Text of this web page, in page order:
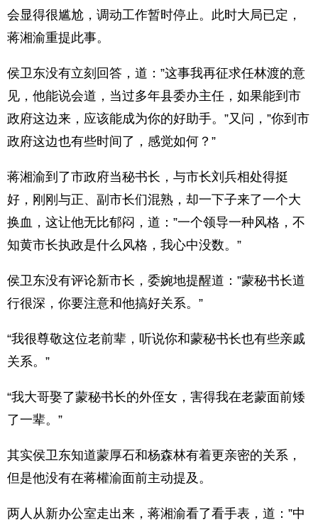
会显得很尴尬，调动工作暂时停止。此时大局已定，
蒋湘渝重提此事。
侯卫东没有立刻回答，道：”这事我再征求任林渡的意
见，他能说会道，当过多年县委办主任，如果能到市
政府这边来，应该能成为你的好助手。”又问，”你到市
政府这边也有些时间了，感觉如何？”
蒋湘渝到了市政府当秘书长，与市长刘兵相处得挺
好，刚刚与正、副市长们混熟，却一下子来了一个大
换血，这让他无比郁闷，道：”一个领导一种风格，不
知黄市长执政是什么风格，我心中没数。”
侯卫东没有评论新市长，委婉地提醒道：”蒙秘书长道
行很深，你要注意和他搞好关系。”
“我很尊敬这位老前辈，听说你和蒙秘书长也有些亲戚
关系。”
“我大哥娶了蒙秘书长的外侄女，害得我在老蒙面前矮
了一辈。”
其实侯卫东知道蒙厚石和杨森林有着更亲密的关系，
但是他没有在蒋權渝面前主动提及。
两人从新办公室走出来，蒋湘渝看了看手表，道：”中